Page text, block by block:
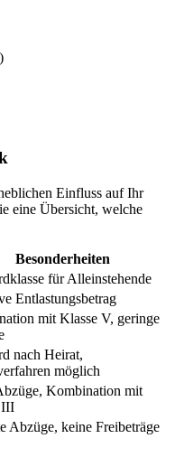
Einfluss auf Ihr
eine Übersicht, welche
Besonderheiten
für Alleinstehende
Entlastungsbetrag
mit Klasse V, geringe
nach Heirat,
möglich
Kombination mit
III
Abzüge, keine Freibeträge